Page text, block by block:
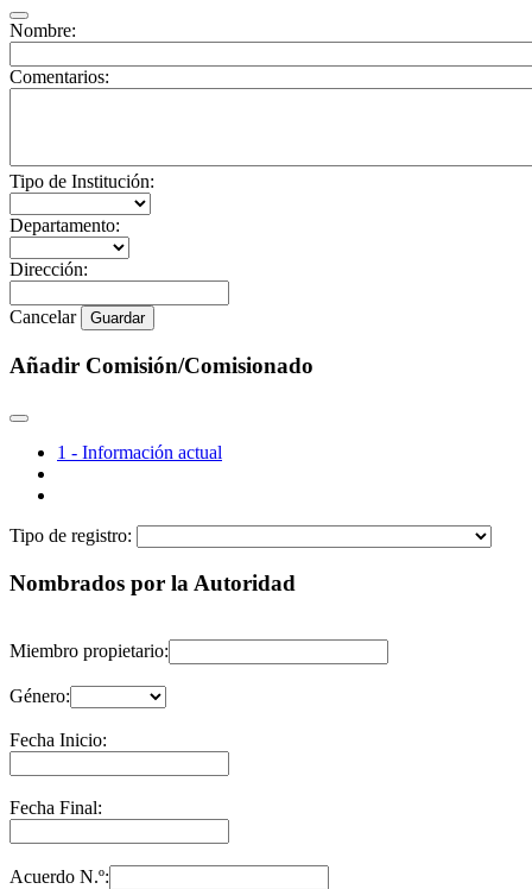
Nombre:
Comentarios:
Tipo de Institución:
Departamento:
Dirección:
Cancelar Guardar
Añadir Comisión/Comisionado
1 - Información actual
Tipo de registro:
Nombrados por la Autoridad
Miembro propietario:
Género:
Fecha Inicio:
Fecha Final:
Acuerdo N.º: